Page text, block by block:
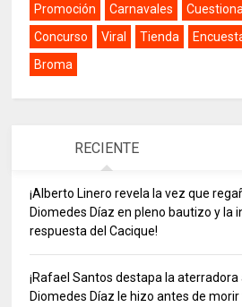
Promoción
Carnavales
Concurso
Viral Tienda
Broma
RECIENTE
¡Alberto Linero revela la vez que
Diomedes Díaz en pleno bautizo y la
respuesta del Cacique!
¡Rafael Santos destapa la
Diomedes Díaz le hizo antes de